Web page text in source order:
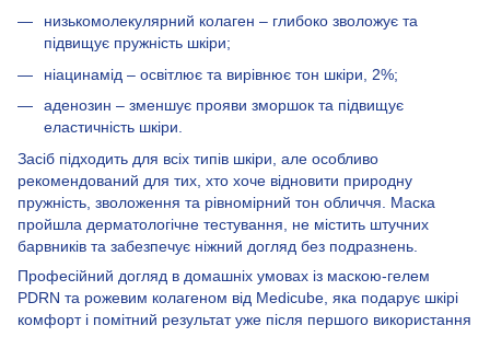
низькомолекулярний колаген – глибоко зволожує та
підвищує пружність шкіри;
ніацинамід – освітлює та вирівнює тон шкіри, 2%;
аденозин – зменшує прояви зморшок та підвищує
еластичність шкіри.
Засіб підходить для всіх типів шкіри, але особливо
рекомендований для тих, хто хоче відновити природну
пружність, зволоження та рівномірний тон обличчя. Маска
пройшла дерматологічне тестування, не містить штучних
барвників та забезпечує ніжний догляд без подразнень.
Професійний догляд в домашніх умовах із маскою-гелем
PDRN та рожевим колагеном від Medicube, яка подарує шкірі
комфорт і помітний результат уже після першого використання